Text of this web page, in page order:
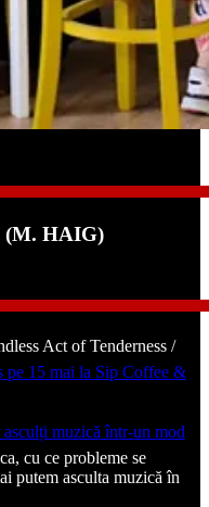
(M. HAIG)
Act of Tenderness /
pe 15 mai la Sip Coffee &
muzică într-un mod
cu ce probleme se
putem asculta muzică în